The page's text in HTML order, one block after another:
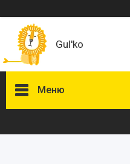
Gul'ko
Меню